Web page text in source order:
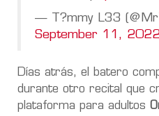
— T?mmy L33
September 11,
Días atrás, el batero
durante otro recital que
plataforma para adultos